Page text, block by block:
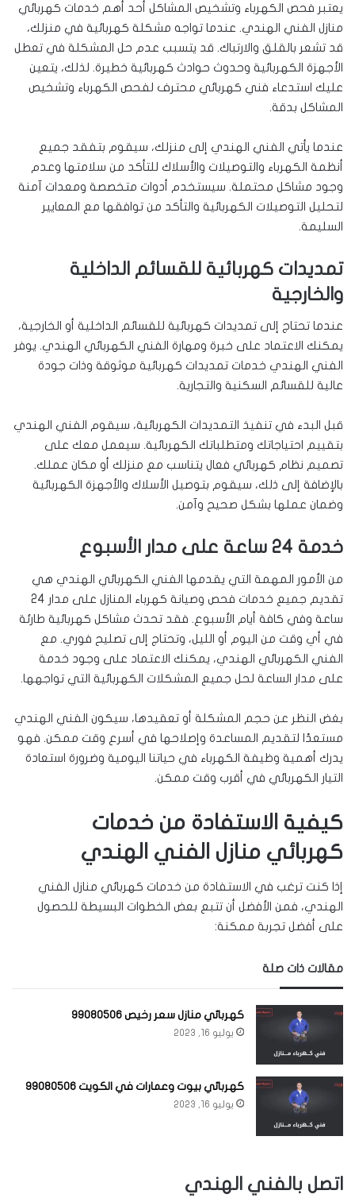
يعتبر فحص الكهرباء وتشخيص المشاكل أحد أهم خدمات كهربائي
منازل الفني الهندي. عندما تواجه مشكلة كهربائية في منزلك،
قد تشعر بالقلق والارتباك. قد يتسبب عدم حل المشكلة في تعطل
الأجهزة الكهربائية وحدوث حوادث كهربائية خطيرة. لذلك، يتعين
عليك استدعاء فني كهربائي محترف لفحص الكهرباء وتشخيص
المشاكل بدقة.
عندما يأتي الفني الهندي إلى منزلك، سيقوم بتفقد جميع
أنظمة الكهرباء والتوصيلات والأسلاك للتأكد من سلامتها وعدم
وجود مشاكل محتملة. سيستخدم أدوات متخصصة ومعدات آمنة
لتحليل التوصيلات الكهربائية والتأكد من توافقها مع المعايير
السليمة.
تمديدات كهربائية للقسائم الداخلية
والخارجية
عندما تحتاج إلى تمديدات كهربائية للقسائم الداخلية أو الخارجية،
يمكنك الاعتماد على خبرة ومهارة الفني الكهربائي الهندي. يوفر
الفني الهندي خدمات تمديدات كهربائية موثوقة وذات جودة
عالية للقسائم السكنية والتجارية.
قبل البدء في تنفيذ التمديدات الكهربائية، سيقوم الفني الهندي
بتقييم احتياجاتك ومتطلباتك الكهربائية. سيعمل معك على
تصميم نظام كهربائي فعال يتناسب مع منزلك أو مكان عملك.
بالإضافة إلى ذلك، سيقوم بتوصيل الأسلاك والأجهزة الكهربائية
وضمان عملها بشكل صحيح وآمن.
خدمة 24 ساعة على مدار الأسبوع
من الأمور المهمة التي يقدمها الفني الكهربائي الهندي هي
تقديم جميع خدمات فحص وصيانة كهرباء المنازل على مدار 24
ساعة وفي كافة أيام الأسبوع. فقد تحدث مشاكل كهربائية طارئة
في أي وقت من اليوم أو الليل، وتحتاج إلى تصليح فوري. مع
الفني الكهربائي الهندي، يمكنك الاعتماد على وجود خدمة
على مدار الساعة لحل جميع المشكلات الكهربائية التي تواجهها.
بغض النظر عن حجم المشكلة أو تعقيدها، سيكون الفني الهندي
مستعدًا لتقديم المساعدة وإصلاحها في أسرع وقت ممكن. فهو
يدرك أهمية وظيفة الكهرباء في حياتنا اليومية وضرورة استعادة
التيار الكهربائي في أقرب وقت ممكن.
كيفية الاستفادة من خدمات
كهربائي منازل الفني الهندي
إذا كنت ترغب في الاستفادة من خدمات كهربائي منازل الفني
الهندي، فمن الأفضل أن تتبع بعض الخطوات البسيطة للحصول
على أفضل تجربة ممكنة:
مقالات ذات صلة
كهربائي منازل سعر رخيص 99080506
يوليو 16, 2023
كهربائي بيوت وعمارات في الكويت 99080506
يوليو 16, 2023
اتصل بالفني الهندي